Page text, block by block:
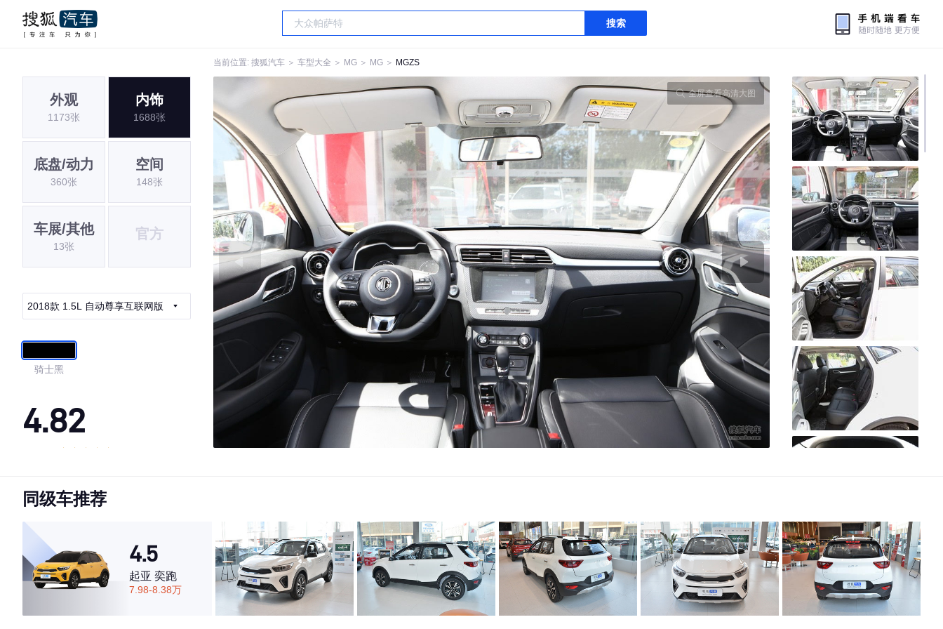
搜索
当前位置: 搜狐汽车 ＞ 车型大全 ＞ MG ＞ MG ＞ MGZS
外观
1173张
内饰
1688张
底盘/动力
360张
空间
148张
车展/其他
13张
官方
2018款 1.5L 自动尊享互联网版
骑士黑
4.82
·内饰表现一般，低于53%同级车
·空间表现较为优秀，优于84%同级车
全屏查看高清大图
同级车推荐
4.5
起亚 奕跑
7.98-8.38万